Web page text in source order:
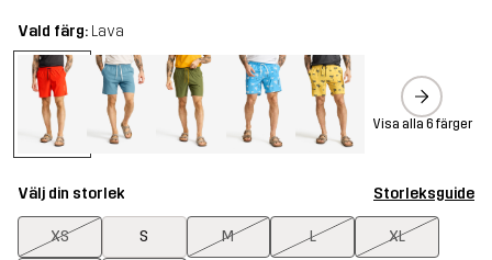
Vald färg: Lava
Visa alla 6 färger
Välj din storlek Storleksguide
XS S M L XL